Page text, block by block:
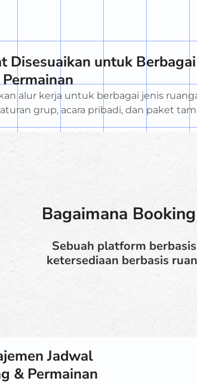
Disesuaikan untuk Berbagai
Permainan
alur kerja untuk berbagai jenis
grup, acara pribadi, dan paket
Bagaimana
Sebuah platform
ketersediaan berbasis
Jadwal
& Permainan